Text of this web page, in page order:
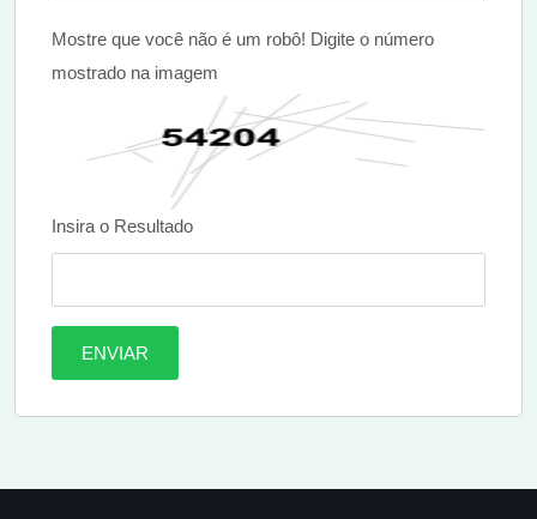
Mostre que você não é um robô! Digite o número
mostrado na imagem
Insira o Resultado
ENVIAR